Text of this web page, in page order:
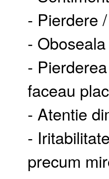
- Pierdere
-
-
faceau
- Atentie
-
precum